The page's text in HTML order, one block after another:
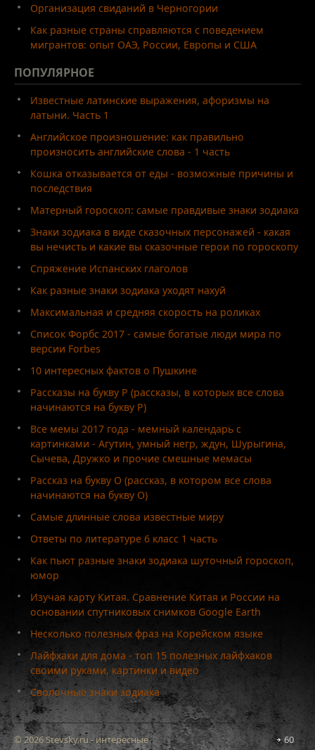
Организация свиданий в Черногории
Как разные страны справляются с поведением
мигрантов: опыт ОАЭ, России, Европы и США
ПОПУЛЯРНОЕ
Известные латинские выражения, афоризмы на
латыни. Часть 1
Английское произношение: как правильно
произносить английские слова - 1 часть
Кошка отказывается от еды - возможные причины и
последствия
Матерный гороскоп: самые правдивые знаки зодиака
Знаки зодиака в виде сказочных персонажей - какая
вы нечисть и какие вы сказочные герои по гороскопу
Спряжение Испанских глаголов
Как разные знаки зодиака уходят нахуй
Максимальная и средняя скорость на роликах
Список Форбс 2017 - самые богатые люди мира по
версии Forbes
10 интересных фактов о Пушкине
Рассказы на букву Р (рассказы, в которых все слова
начинаются на букву Р)
Все мемы 2017 года - мемный календарь с
картинками - Агутин, умный негр, ждун, Шурыгина,
Сычева, Дружко и прочие смешные мемасы
Рассказ на букву О (рассказ, в котором все слова
начинаются на букву О)
Самые длинные слова известные миру
Ответы по литературе 6 класс 1 часть
Как пьют разные знаки зодиака шуточный гороскоп,
юмор
Изучая карту Китая. Сравнение Китая и России на
основании спутниковых снимков Google Earth
Несколько полезных фраз на Корейском языке
Лайфхаки для дома - топ 15 полезных лайфхаков
своими руками, картинки и видео
Сволочные знаки зодиака
60
© 2026 Stevsky.ru - интересные